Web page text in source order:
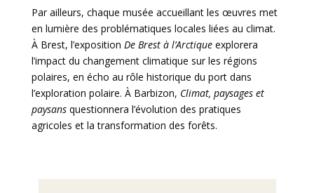
Par ailleurs, chaque musée accueillant les œuvres met
en lumière des problématiques locales liées au climat.
À Brest, l’exposition De Brest à l’Arctiqueexplorera
l’impact du changement climatique sur les régions
polaires, en écho au rôle historique du port dans
l’exploration polaire. À Barbizon, Climat, paysages et
paysansquestionnera l’évolution des pratiques
agricoles et la transformation des forêts.